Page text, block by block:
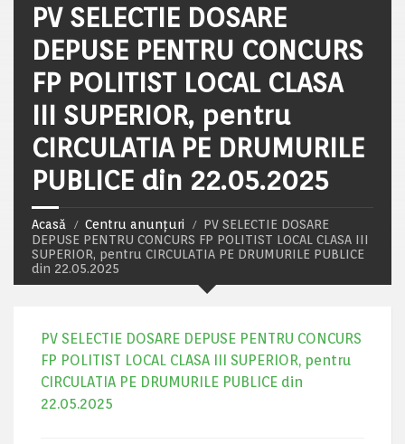
PV SELECTIE DOSARE
DEPUSE PENTRU CONCURS
FP POLITIST LOCAL CLASA
III SUPERIOR, pentru
CIRCULATIA PE DRUMURILE
PUBLICE din 22.05.2025
Acasă Centru anunțuri
PV SELECTIE DOSARE
DEPUSE PENTRU CONCURS FP POLITIST LOCAL CLASA III
SUPERIOR, pentru CIRCULATIA PE DRUMURILE PUBLICE
din 22.05.2025
PV SELECTIE DOSARE DEPUSE PENTRU CONCURS
FP POLITIST LOCAL CLASA III SUPERIOR, pentru
CIRCULATIA PE DRUMURILE PUBLICE din
22.05.2025